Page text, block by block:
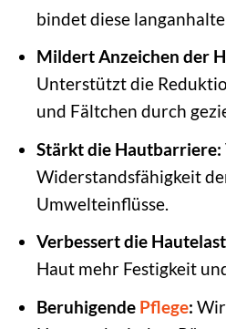
bindet diese
Mildert Anzeichen der
Unterstützt die
und Fältchen durch
Stärkt die Hautbarriere:
Widerstandsfähigkeit
Umwelteinflüsse.
Verbessert die
Haut mehr Festigkeit
Beruhigende Pflege: